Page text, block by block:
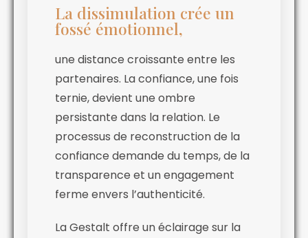
La dissimulation crée un
fossé émotionnel,
une distance croissante entre les
partenaires. La confiance, une fois
ternie, devient une ombre
persistante dans la relation. Le
processus de reconstruction de la
confiance demande du temps, de la
transparence et un engagement
ferme envers l’authenticité.
La Gestalt offre un éclairage sur la